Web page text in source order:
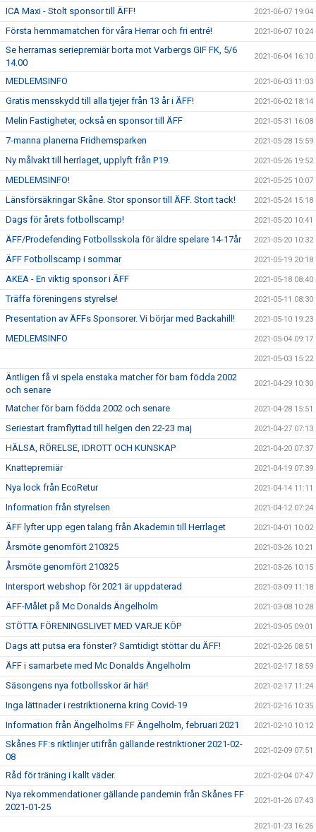
ICA Maxi - Stolt sponsor till ÄFF! 2021-06-07 19:04
Första hemmamatchen för våra Herrar och fri entré! 2021-06-07 10:24
Se herrarnas seriepremiär borta mot Varbergs GIF FK, 5/6
14.00
2021-06-04 16:10
MEDLEMSINFO 2021-06-03 11:03
Gratis mensskydd till alla tjejer från 13 år i ÄFF! 2021-06-02 18:14
Melin Fastigheter, också en sponsor till ÄFF 2021-05-31 16:08
7-manna planerna Fridhemsparken 2021-05-28 15:59
Ny målvakt till herrlaget, upplyft från P19. 2021-05-26 19:52
MEDLEMSINFO! 2021-05-25 10:07
Länsförsäkringar Skåne. Stor sponsor till ÄFF. Stort tack! 2021-05-24 15:18
Dags för årets fotbollscamp! 2021-05-20 10:41
ÄFF/Prodefending Fotbollsskola för äldre spelare 14-17år 2021-05-20 10:32
ÄFF Fotbollscamp i sommar 2021-05-19 20:18
AKEA - En viktig sponsor i ÄFF 2021-05-18 08:40
Träffa föreningens styrelse! 2021-05-11 08:30
Presentation av ÄFFs Sponsorer. Vi börjar med Backahill! 2021-05-10 19:23
MEDLEMSINFO 2021-05-04 09:17
2021-05-03 15:22
Äntligen få vi spela enstaka matcher för barn födda 2002
och senare
2021-04-29 10:30
Matcher för barn födda 2002 och senare 2021-04-28 15:51
Seriestart framflyttad till helgen den 22-23 maj 2021-04-27 07:13
HÄLSA, RÖRELSE, IDROTT OCH KUNSKAP 2021-04-20 07:37
Knattepremiär 2021-04-19 07:39
Nya lock från EcoRetur 2021-04-14 11:11
Information från styrelsen 2021-04-12 07:24
ÄFF lyfter upp egen talang från Akademin till Herrlaget 2021-04-01 10:02
Årsmöte genomfört 210325 2021-03-26 10:21
Årsmöte genomfört 210325 2021-03-26 10:15
Intersport webshop för 2021 är uppdaterad 2021-03-09 11:18
ÄFF-Målet på Mc Donalds Ängelholm 2021-03-08 10:28
STÖTTA FÖRENINGSLIVET MED VARJE KÖP 2021-03-05 09:01
Dags att putsa era fönster? Samtidigt stöttar du ÄFF! 2021-02-26 08:51
ÄFF i samarbete med Mc Donalds Ängelholm 2021-02-17 18:59
Säsongens nya fotbollsskor är här! 2021-02-17 11:24
Inga lättnader i restriktionerna kring Covid-19 2021-02-16 10:35
Information från Ängelholms FF Ängelholm, februari 2021 2021-02-10 10:12
Skånes FF:s riktlinjer utifrån gällande restriktioner 2021-02-
08
2021-02-09 07:51
Råd för träning i kallt väder. 2021-02-04 07:47
Nya rekommendationer gällande pandemin från Skånes FF
2021-01-25
2021-01-26 07:43
2021-01-23 16:26